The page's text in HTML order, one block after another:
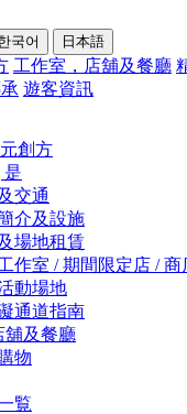
국어 日本語
工作室，店舖及餐廳
遊客資訊
創方
是
交通
介及設施
場地租賃
作室 / 期間限定店 / 商
動場地
通道指南
舖及餐廳
物
覧